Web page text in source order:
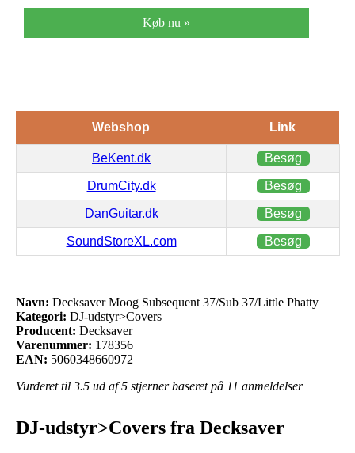
Køb nu »
Webshop Link
BeKent.dk Besøg
DrumCity.dk Besøg
DanGuitar.dk Besøg
SoundStoreXL.com Besøg
Navn: Decksaver Moog Subsequent 37/Sub 37/Little Phatty
Kategori: DJ-udstyr>Covers
Producent: Decksaver
Varenummer: 178356
EAN: 5060348660972
Vurderet til 3.5 ud af 5 stjerner baseret på 11 anmeldelser
DJ-udstyr>Covers fra Decksaver